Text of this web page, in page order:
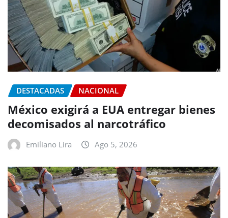
DESTACADAS NACIONAL
México exigirá a EUA entregar bienes
decomisados al narcotráfico
Emiliano Lira Ago 5, 2026